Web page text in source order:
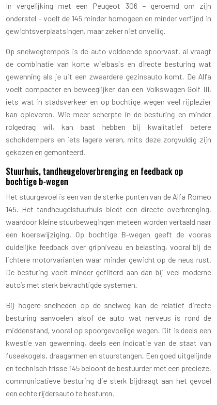
In vergelijking met een Peugeot 306 – geroemd om zijn
onderstel – voelt de 145 minder homogeen en minder verfijnd in
gewichtsverplaatsingen, maar zeker niet onveilig.
Op snelwegtempo’s is de auto voldoende spoorvast, al vraagt
de combinatie van korte wielbasis en directe besturing wat
gewenning als je uit een zwaardere gezinsauto komt. De Alfa
voelt compacter en beweeglijker dan een Volkswagen Golf III,
iets wat in stadsverkeer en op bochtige wegen veel rijplezier
kan opleveren. Wie meer scherpte in de besturing en minder
rolgedrag wil, kan baat hebben bij kwalitatief betere
schokdempers en iets lagere veren, mits deze zorgvuldig zijn
gekozen en gemonteerd.
Stuurhuis, tandheugeloverbrenging en feedback op
bochtige b-wegen
Het stuurgevoel is een van de sterke punten van de Alfa Romeo
145. Het tandheugelstuurhuis biedt een directe overbrenging,
waardoor kleine stuurbewegingen meteen worden vertaald naar
een koerswijziging. Op bochtige B-wegen geeft de vooras
duidelijke feedback over gripniveau en belasting, vooral bij de
lichtere motorvarianten waar minder gewicht op de neus rust.
De besturing voelt minder gefilterd aan dan bij veel moderne
auto’s met sterk bekrachtigde systemen.
Bij hogere snelheden op de snelweg kan de relatief directe
besturing aanvoelen alsof de auto wat nerveus is rond de
middenstand, vooral op spoorgevoelige wegen. Dit is deels een
kwestie van gewenning, deels een indicatie van de staat van
fuseekogels, draagarmen en stuurstangen. Een goed uitgelijnde
en technisch frisse 145 beloont de bestuurder met een precieze,
communicatieve besturing die sterk bijdraagt aan het gevoel
een echte rijdersauto te besturen.